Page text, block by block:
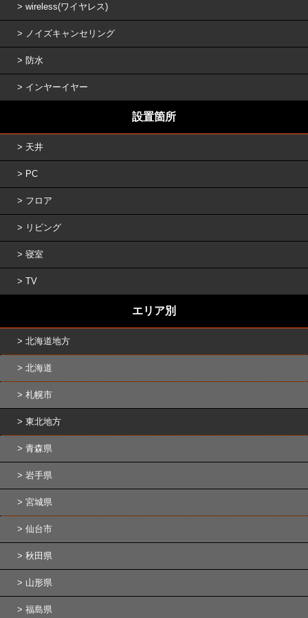
wireless(ワイヤレス)
ノイズキャンセリング
防水
インヤーイヤー
設置箇所
天井
PC
フロア
リビング
寝室
TV
エリア別
北海道地方
北海道
札幌市
東北地方
青森県
岩手県
宮城県
仙台市
秋田県
山形県
福島県